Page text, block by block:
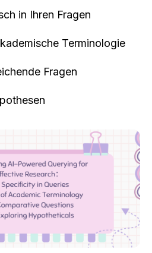
in Ihren Fragen
Terminologie
Fragen